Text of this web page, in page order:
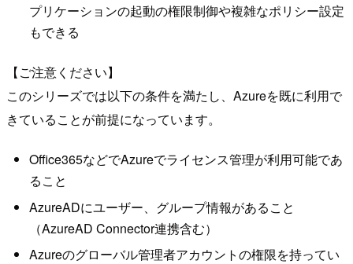
プリケーションの起動の権限制御や複雑なポリシー設定
もできる
【ご注意ください】
このシリーズでは以下の条件を満たし、Azureを既に利用で
きていることが前提になっています。
Office365などでAzureでライセンス管理が利用可能であ
ること
AzureADにユーザー、グループ情報があること
（AzureAD Connector連携含む）
Azureのグローバル管理者アカウントの権限を持ってい